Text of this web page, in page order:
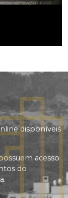
disponíveis
acesso
do